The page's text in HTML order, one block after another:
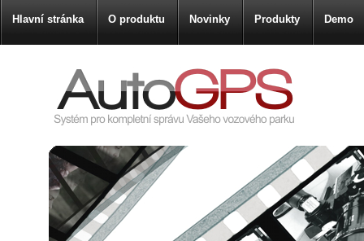
Hlavní stránka O produktu Novinky Produkty Demo